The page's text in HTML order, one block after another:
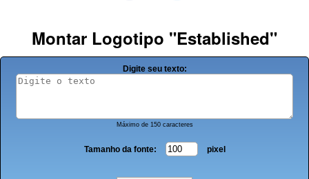
Montar Logotipo "Established"
Digite seu texto:
Máximo de 150 caracteres
Tamanho da fonte: pixel